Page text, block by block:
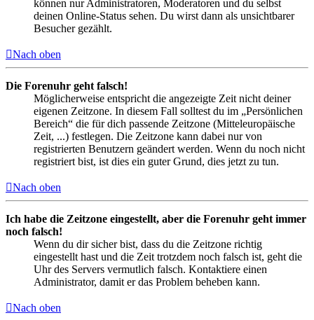
können nur Administratoren, Moderatoren und du selbst
deinen Online-Status sehen. Du wirst dann als unsichtbarer
Besucher gezählt.
Nach oben
Die Forenuhr geht falsch!
Möglicherweise entspricht die angezeigte Zeit nicht deiner
eigenen Zeitzone. In diesem Fall solltest du im „Persönlichen
Bereich“ die für dich passende Zeitzone (Mitteleuropäische
Zeit, ...) festlegen. Die Zeitzone kann dabei nur von
registrierten Benutzern geändert werden. Wenn du noch nicht
registriert bist, ist dies ein guter Grund, dies jetzt zu tun.
Nach oben
Ich habe die Zeitzone eingestellt, aber die Forenuhr geht immer
noch falsch!
Wenn du dir sicher bist, dass du die Zeitzone richtig
eingestellt hast und die Zeit trotzdem noch falsch ist, geht die
Uhr des Servers vermutlich falsch. Kontaktiere einen
Administrator, damit er das Problem beheben kann.
Nach oben